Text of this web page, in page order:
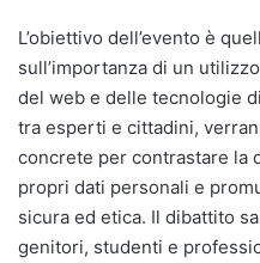
L’obiettivo dell’evento è
sull’importanza di un
del web e delle tecnologie
tra esperti e cittadini,
concrete per contrastare la
propri dati personali e
sicura ed etica. Il dibattito
genitori, studenti e